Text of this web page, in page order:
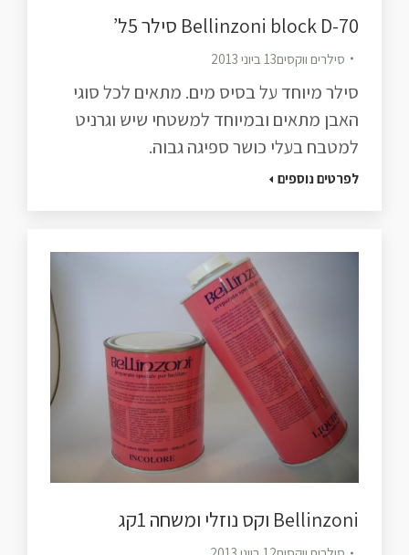
Bellinzoni block D-70 סילר 5ל’
סילרים ווקסים13 ביוני 2013
סילר מיוחד על בסיס מים. מתאים לכל סוגי
האבן מתאים ובמיוחד למשטחי שיש וגרניט
למטבח בעלי כושר ספיגה גבוה.
לפרטים נוספים
Bellinzoni וקס נוזלי ומשחה 1קג